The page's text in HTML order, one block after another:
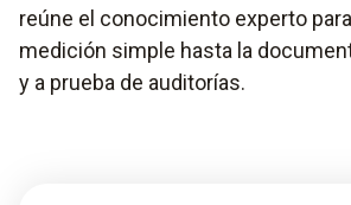
reúne el conocimiento experto
medición simple hasta la
y a prueba de auditorías.